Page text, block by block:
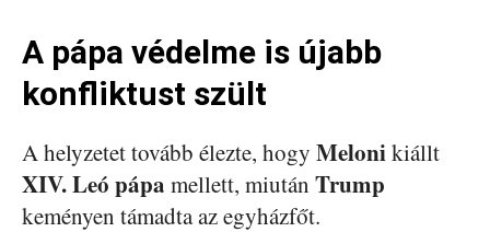
A pápa védelme is újabb
konfliktust szült
A helyzetet tovább élezte, hogy Melonikiállt
XIV. Leó pápa mellett, miután Trump
keményen támadta az egyházfőt.